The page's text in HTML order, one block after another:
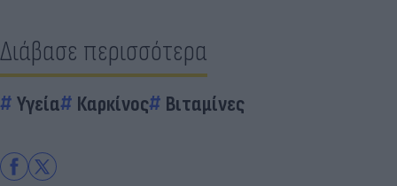
Διάβασε περισσότερα
Υγεία Καρκίνος Βιταμίνες